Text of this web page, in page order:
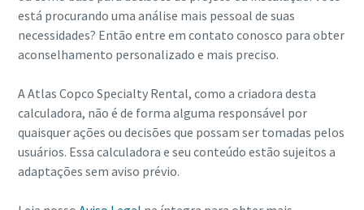
está procurando uma análise mais pessoal de suas
necessidades? Então entre em contato conosco para obter
aconselhamento personalizado e mais preciso.
A Atlas Copco Specialty Rental, como a criadora desta
calculadora, não é de forma alguma responsável por
quaisquer ações ou decisões que possam ser tomadas pelos
usuários. Essa calculadora e seu conteúdo estão sujeitos a
adaptações sem aviso prévio.